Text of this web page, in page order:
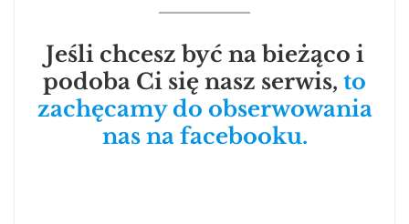
Jeśli chcesz być na bieżąco i
podoba Ci się nasz serwis, to
zachęcamy do obserwowania
nas na facebooku.